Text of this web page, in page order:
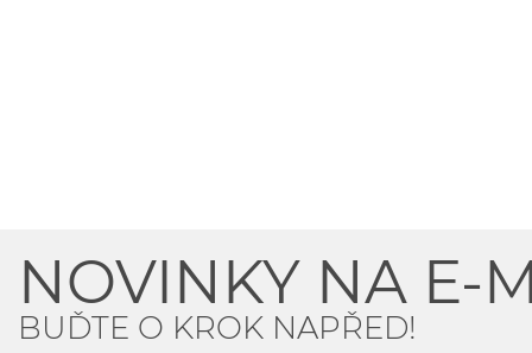
NOVINKY NA E-
BUĎTE O KROK NAPŘED!